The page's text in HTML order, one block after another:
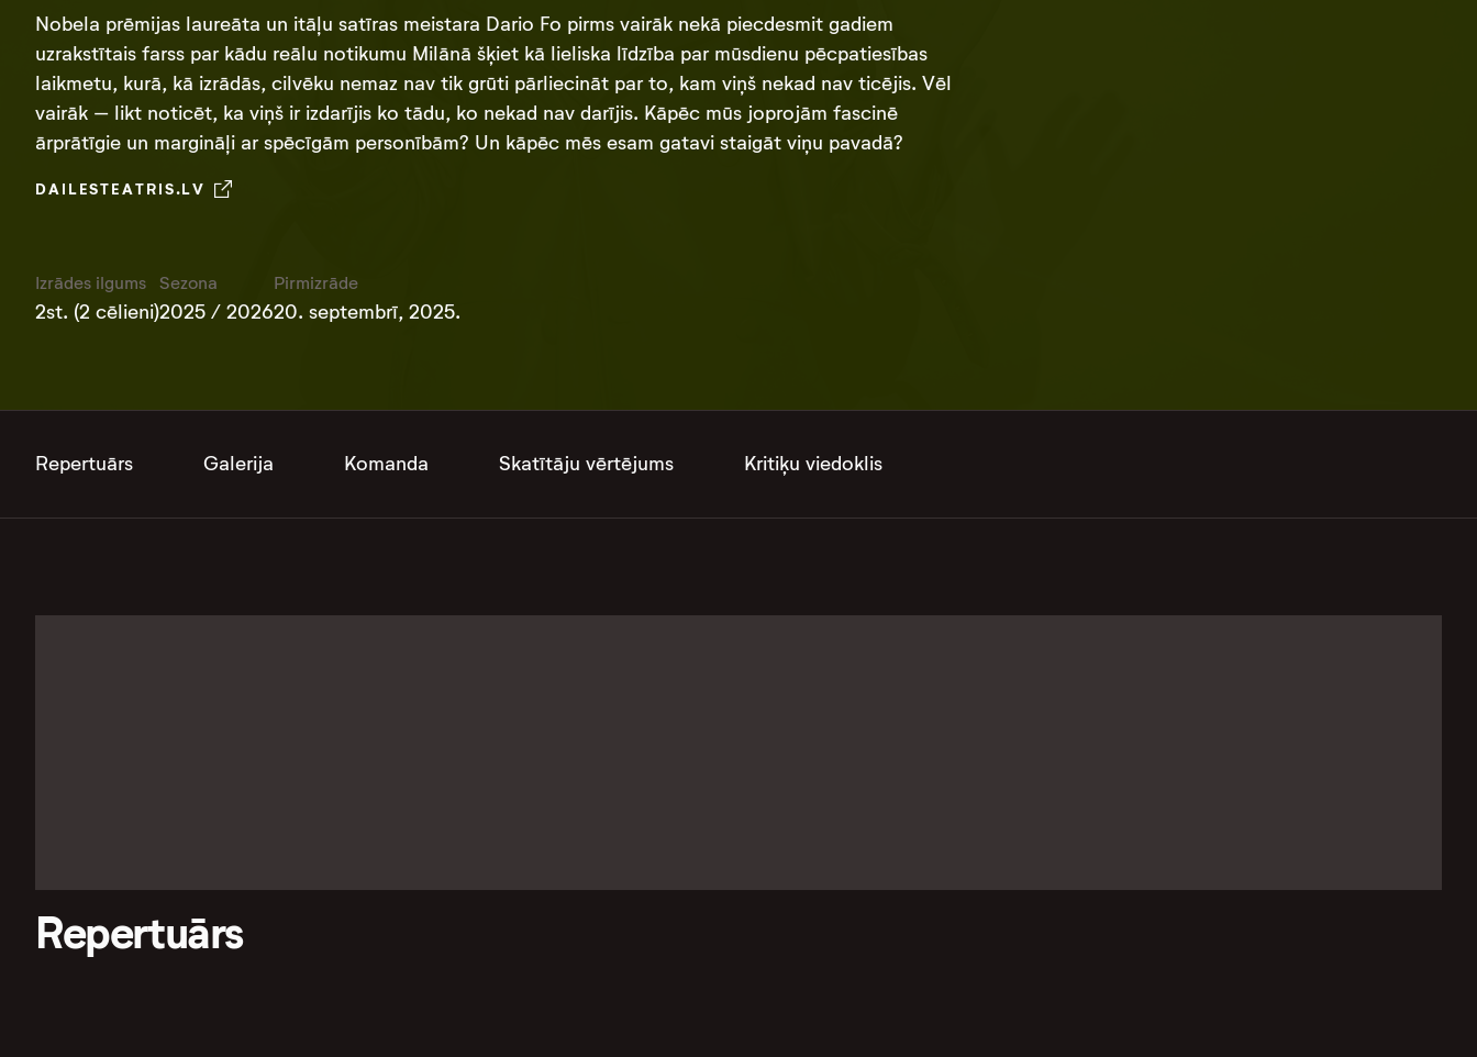
Nobela prēmijas laureāta un itāļu satīras meistara Dario Fo pirms vairāk nekā piecdesmit gadiem
uzrakstītais farss par kādu reālu notikumu Milānā šķiet kā lieliska līdzība par mūsdienu pēcpatiesības
laikmetu, kurā, kā izrādās, cilvēku nemaz nav tik grūti pārliecināt par to, kam viņš nekad nav ticējis. Vēl
vairāk – likt noticēt, ka viņš ir izdarījis ko tādu, ko nekad nav darījis. Kāpēc mūs joprojām fascinē
ārprātīgie un margināļi ar spēcīgām personībām? Un kāpēc mēs esam gatavi staigāt viņu pavadā?
DAILESTEATRIS.LV
Izrādes ilgums
2st. (2 cēlieni)
Sezona
2025 / 2026
Pirmizrāde
20. septembrī, 2025.
Repertuārs Galerija Komanda Skatītāju vērtējums Kritiķu viedoklis
Repertuārs